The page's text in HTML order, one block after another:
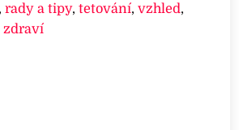
,rady a tipy,tetování,vzhled,
zdraví